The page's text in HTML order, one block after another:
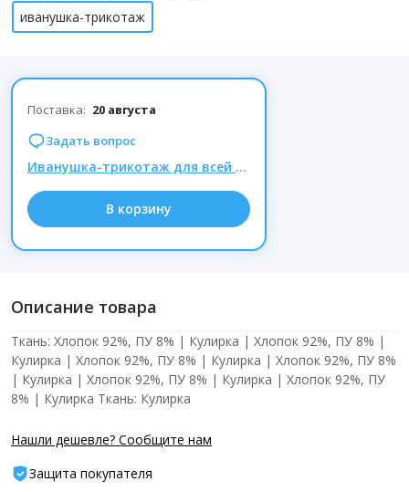
иванушка-трикотаж
Поставка: 20 августа
Задать вопрос
Иванушка-трикотаж для всей семьи. Трусы хлопок - хит продаж! Новинки - Алладины и рубашки!
В корзину
Описание товара
Ткань: Хлопок 92%, ПУ 8% | Кулирка | Хлопок 92%, ПУ 8% |
Кулирка | Хлопок 92%, ПУ 8% | Кулирка | Хлопок 92%, ПУ 8%
| Кулирка | Хлопок 92%, ПУ 8% | Кулирка | Хлопок 92%, ПУ
8% | Кулирка Ткань: Кулирка
Нашли дешевле? Сообщите нам
Защита покупателя